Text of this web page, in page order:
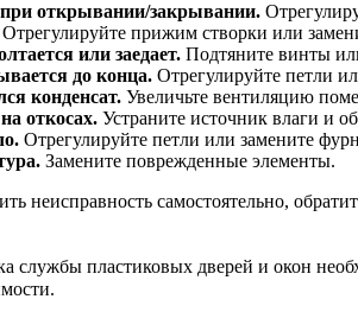
при открывании/закрывании.
Отрегулируйте прижим створки или
или заедает. Подтяните винты
до конца. Отрегулируйте петли
конденсат. Увеличьте вентиляцию
откосах. Устраните источник влаги и
Отрегулируйте петли или замените
Замените поврежденные элементы.
неисправность самостоятельно,
службы пластиковых дверей и окон